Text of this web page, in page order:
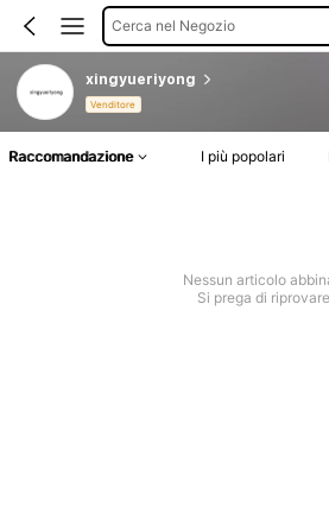
Cerca nel Negozio
xingyueriyong
Venditore
Raccomandazione I più popolari
Nessun articolo
Si prega di